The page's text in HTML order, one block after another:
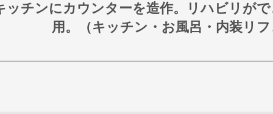
ッチンにカウンターを造作。リハビリが
用。（キッチン・お風呂・内装リ